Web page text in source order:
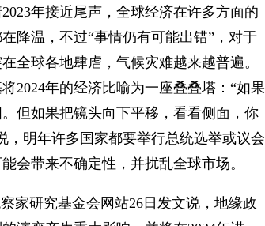
年接近尾声，全球经济在许多方面的
降温，不过“事情仍有可能出错”，对于
全球各地肆虐，气候灾难越来越普遍。
2024年的经济比喻为一座叠叠塔：“如果
但如果把镜头向下平移，看看侧面，你
，明年许多国家都要举行总统选举或议会
会带来不确定性，并扰乱全球市场。
家研究基金会网站26日发文说，地缘政